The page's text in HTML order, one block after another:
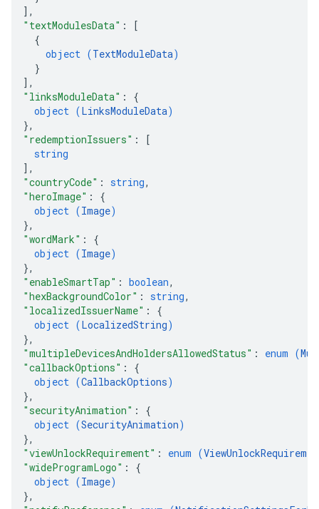
] ,
"textModulesData" :
[
{
object (TextModuleData)
}
] ,
"linksModuleData" : {
object (LinksModuleData)
},
"redemptionIssuers" :
[
string
] ,
"countryCode" : string,
"heroImage" : {
object (Image)
},
"wordMark" : {
object (Image)
},
"enableSmartTap" : boolean,
"hexBackgroundColor" : string,
"localizedIssuerName" : {
object (LocalizedString)
},
"multipleDevicesAndHoldersAllowedStatus" : enum (
"callbackOptions" : {
object (CallbackOptions)
},
"securityAnimation" : {
object (SecurityAnimation)
},
"viewUnlockRequirement" : enum (
"wideProgramLogo" : {
object (Image)
},